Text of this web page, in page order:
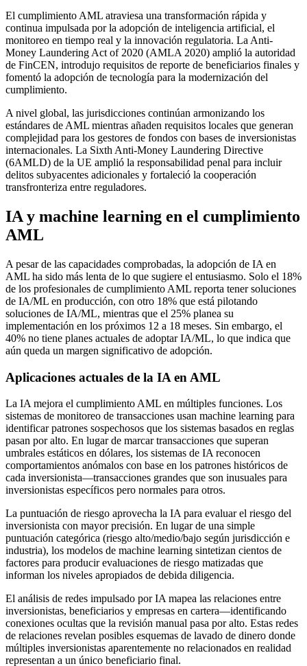
El cumplimiento AML atraviesa una transformación rápida y
continua impulsada por la adopción de inteligencia artificial, el
monitoreo en tiempo real y la innovación regulatoria. La Anti-
Money Laundering Act of 2020 (AMLA 2020) amplió la autoridad
de FinCEN, introdujo requisitos de reporte de beneficiarios finales y
fomentó la adopción de tecnología para la modernización del
cumplimiento.
A nivel global, las jurisdicciones continúan armonizando los
estándares de AML mientras añaden requisitos locales que generan
complejidad para los gestores de fondos con bases de inversionistas
internacionales. La Sixth Anti-Money Laundering Directive
(6AMLD) de la UE amplió la responsabilidad penal para incluir
delitos subyacentes adicionales y fortaleció la cooperación
transfronteriza entre reguladores.
IA y machine learning en el cumplimiento
AML
A pesar de las capacidades comprobadas, la adopción de IA en
AML ha sido más lenta de lo que sugiere el entusiasmo. Solo el 18%
de los profesionales de cumplimiento AML reporta tener soluciones
de IA/ML en producción, con otro 18% que está pilotando
soluciones de IA/ML, mientras que el 25% planea su
implementación en los próximos 12 a 18 meses. Sin embargo, el
40% no tiene planes actuales de adoptar IA/ML, lo que indica que
aún queda un margen significativo de adopción.
Aplicaciones actuales de la IA en AML
La IA mejora el cumplimiento AML en múltiples funciones. Los
sistemas de monitoreo de transacciones usan machine learning para
identificar patrones sospechosos que los sistemas basados en reglas
pasan por alto. En lugar de marcar transacciones que superan
umbrales estáticos en dólares, los sistemas de IA reconocen
comportamientos anómalos con base en los patrones históricos de
cada inversionista—transacciones grandes que son inusuales para
inversionistas específicos pero normales para otros.
La puntuación de riesgo aprovecha la IA para evaluar el riesgo del
inversionista con mayor precisión. En lugar de una simple
puntuación categórica (riesgo alto/medio/bajo según jurisdicción e
industria), los modelos de machine learning sintetizan cientos de
factores para producir evaluaciones de riesgo matizadas que
informan los niveles apropiados de debida diligencia.
El análisis de redes impulsado por IA mapea las relaciones entre
inversionistas, beneficiarios y empresas en cartera—identificando
conexiones ocultas que la revisión manual pasa por alto. Estas redes
de relaciones revelan posibles esquemas de lavado de dinero donde
múltiples inversionistas aparentemente no relacionados en realidad
representan a un único beneficiario final.